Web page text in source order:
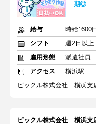
期◎
給与
時給1600
シフト
雇用形態
派遣社員
アクセス
横浜駅
ピックル株式会社 横浜支
ピックル株式会社 横浜